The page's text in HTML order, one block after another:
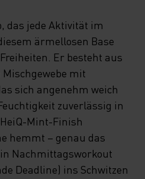
das jede Aktivität im
ärmellosen Base
Er besteht aus
mit
sich angenehm weich
zuverlässig in
Mint-Finish
hemmt – genau das
Nachmittagsworkout
Deadline) ins Schwitzen